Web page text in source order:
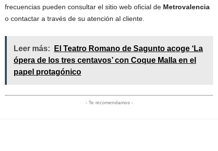
frecuencias pueden consultar el sitio web oficial de Metrovalencia
o contactar a través de su atención al cliente.
Leer más:
El Teatro Romano de Sagunto acoge ‘La
ópera de los tres centavos’ con Coque Malla en el
papel protagónico
- Te recomendamos -